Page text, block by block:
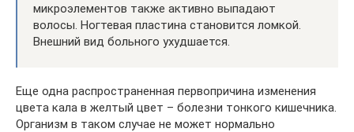
микроэлементов также активно выпадают
волосы. Ногтевая пластина становится ломкой.
Внешний вид больного ухудшается.
Еще одна распространенная первопричина изменения
цвета кала в желтый цвет – болезни тонкого кишечника.
Организм в таком случае не может нормально